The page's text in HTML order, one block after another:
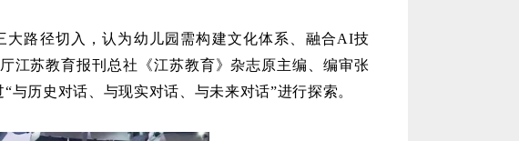
路径切入，认为幼儿园需构建文化体系、融合AI技
江苏教育报刊总社《江苏教育》杂志原主编、编审张
历史对话、与现实对话、与未来对话”进行探索。